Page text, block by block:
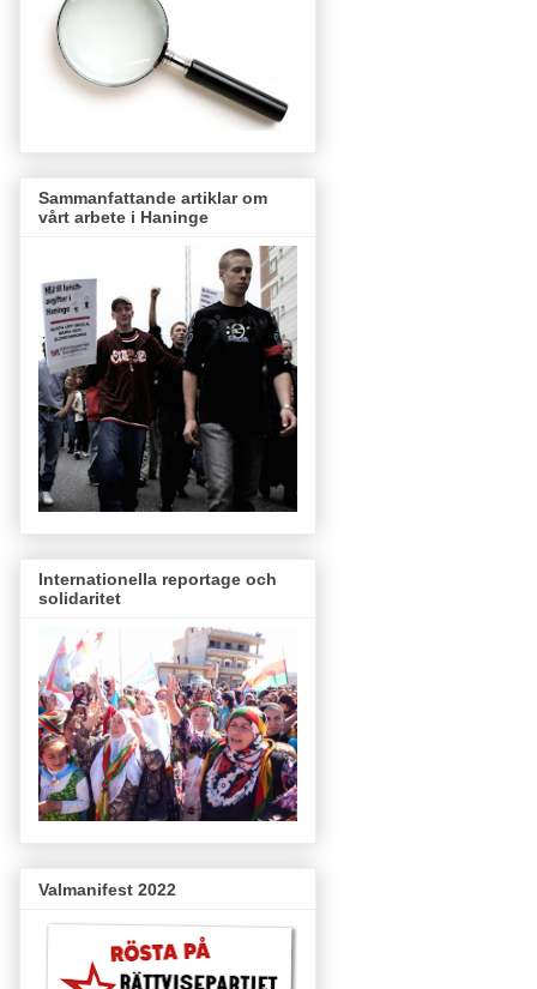
Sammanfattande artiklar om
vårt arbete i Haninge
Internationella reportage och
solidaritet
Valmanifest 2022